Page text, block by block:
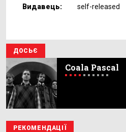
Видавець:
self-released
ДОСЬЄ
Coala Pascal
РЕКОМЕНДАЦІЇ